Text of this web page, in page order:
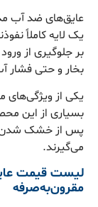
عایق‌های ضد آب
یک لایه کاملاً
بر جلوگیری از
بخار و حتی فشار
یکی از ویژگی‌های
بسیاری از این
پس از خشک شدن،
می‌گیرند.
لیست قیمت
مقرون‌به‌صرفه